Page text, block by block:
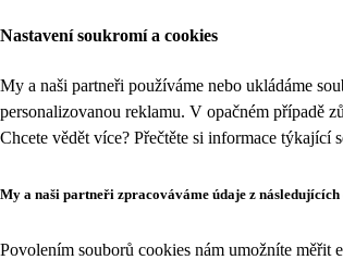
Nastavení soukromí a cookies
My a naši partneři používáme nebo ukládáme
personalizovanou reklamu. V opačném případě
Chcete vědět více? Přečtěte si informace týkající
My a naši partneři zpracováváme údaje z následujících
Povolením souborů cookies nám umožníte měřit